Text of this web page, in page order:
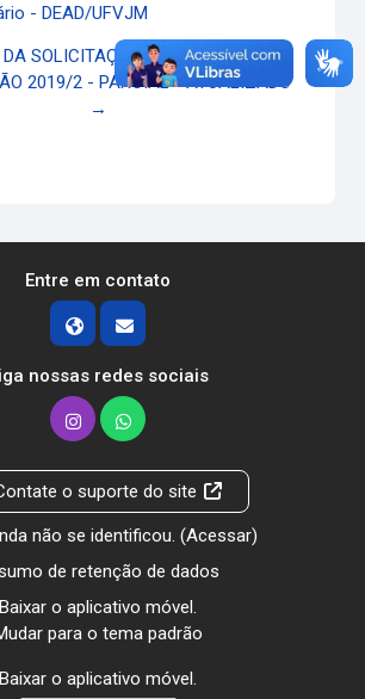
- DEAD/UFVJM
DA SOLICITAÇÃO DE 2ª CHAMADA -
2019/2 - PARCIAL - ATUALIZADO
→
Entre em contato
nossas redes sociais
o suporte do site
não se identificou. (Acessar)
de retenção de dados
Baixar o aplicativo móvel.
para o tema padrão
Baixar o aplicativo móvel.